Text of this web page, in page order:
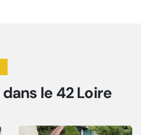
dans le 42 Loire